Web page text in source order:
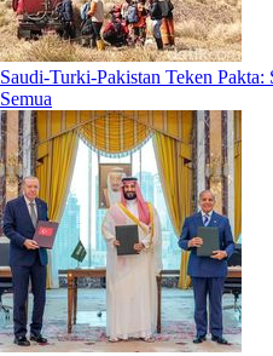
Saudi-Turki-Pakistan Teken Pakta:
Semua